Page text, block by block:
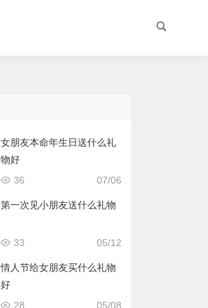
女朋友本命年生日送什么礼
物好
07/06
36
第一次见小朋友送什么礼物
05/12
33
情人节给女朋友买什么礼物
好
05/08
28